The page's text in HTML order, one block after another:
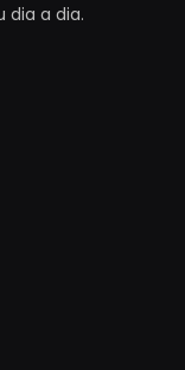
dia a dia.